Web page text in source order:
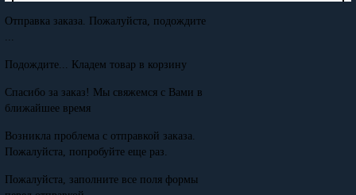
Отправка заказа. Пожалуйста, подождите
...
Подождите... Кладем товар в корзину
Спасибо за заказ! Мы свяжемся с Вами в
ближайшее время
Возникла проблема с отправкой заказа.
Пожалуйста, попробуйте еще раз.
Пожалуйста, заполните все поля формы